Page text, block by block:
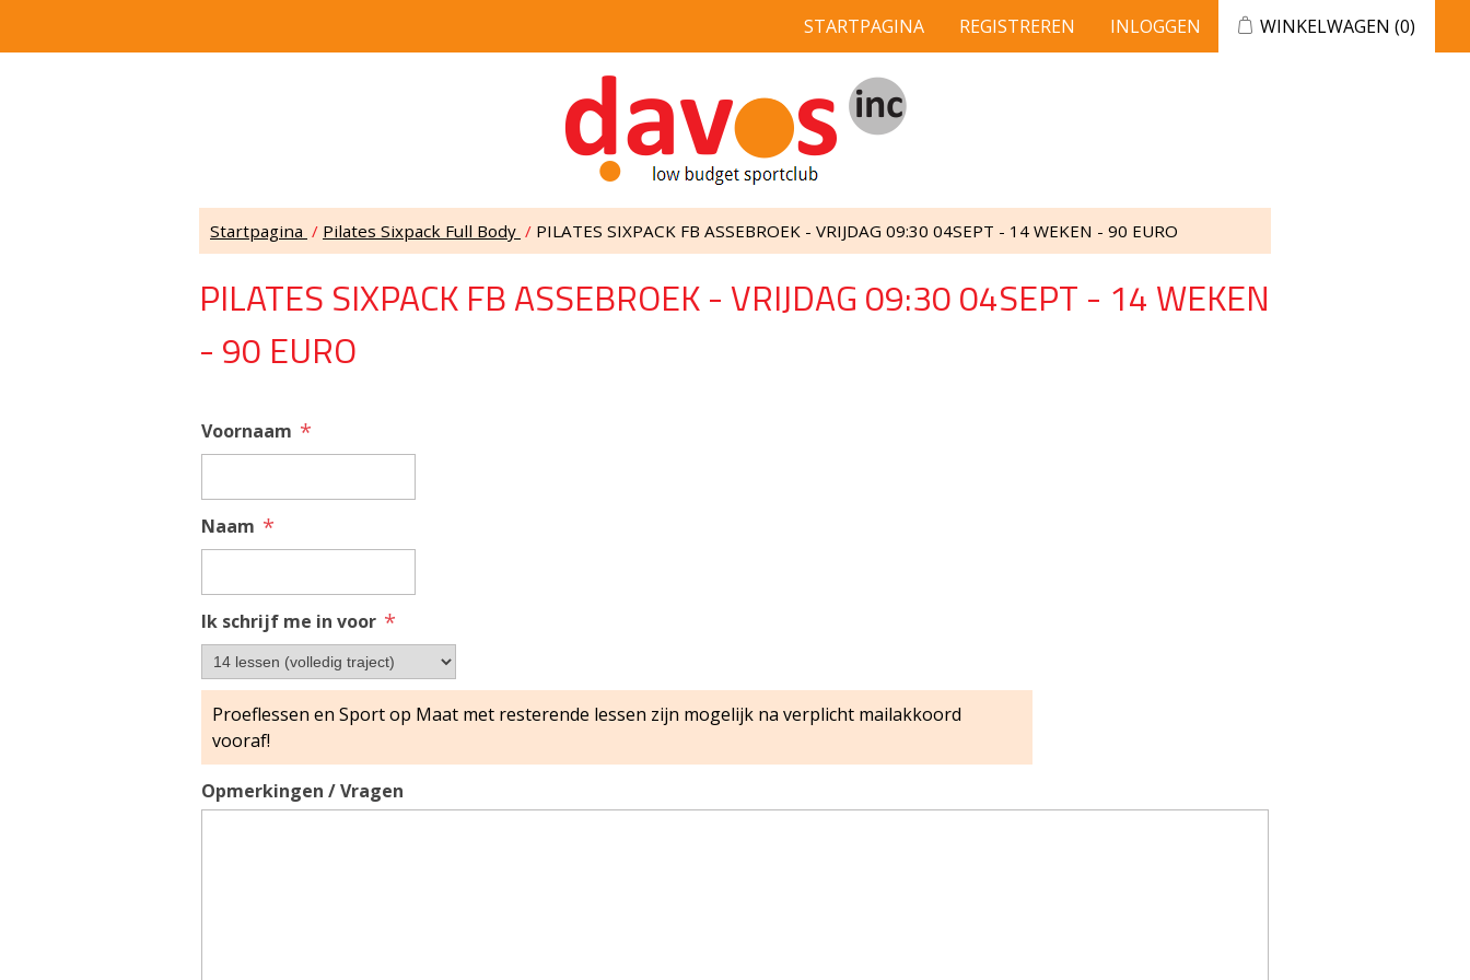
STARTPAGINA REGISTREREN INLOGGEN WINKELWAGEN (0)
Startpagina / Pilates Sixpack Full Body / PILATES SIXPACK FB ASSEBROEK - VRIJDAG 09:30 04SEPT - 14 WEKEN - 90 EURO
PILATES SIXPACK FB ASSEBROEK - VRIJDAG 09:30 04SEPT - 14 WEKEN
- 90 EURO
Voornaam *
Naam *
Ik schrijf me in voor *
Opmerkingen / Vragen